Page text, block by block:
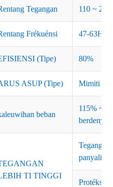
Tegangan 110 ~
Frékuénsi 47-63Hz
(Tipe) 80%
ASUP (Tipe) Mimiti
beban
115% ~
berdenyut
TI TINGGI
Tegangan
Protéksi: